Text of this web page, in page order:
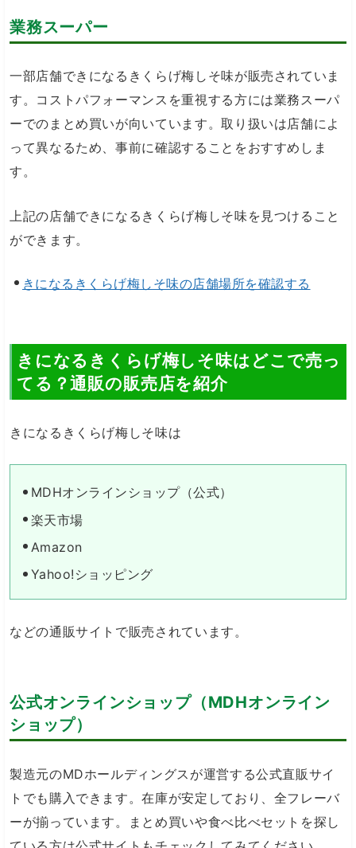
業務スーパー
一部店舗できになるきくらげ梅しそ味が販売されていま
す。コストパフォーマンスを重視する方には業務スーパ
ーでのまとめ買いが向いています。取り扱いは店舗によ
って異なるため、事前に確認することをおすすめしま
す。
上記の店舗できになるきくらげ梅しそ味を見つけること
ができます。
きになるきくらげ梅しそ味の店舗場所を確認する
きになるきくらげ梅しそ味はどこで売っ
てる？通販の販売店を紹介
きになるきくらげ梅しそ味は
MDHオンラインショップ（公式）
楽天市場
Amazon
Yahoo!ショッピング
などの通販サイトで販売されています。
公式オンラインショップ（MDHオンライン
ショップ）
製造元のMDホールディングスが運営する公式直販サイ
トでも購入できます。在庫が安定しており、全フレーバ
ーが揃っています。まとめ買いや食べ比べセットを探し